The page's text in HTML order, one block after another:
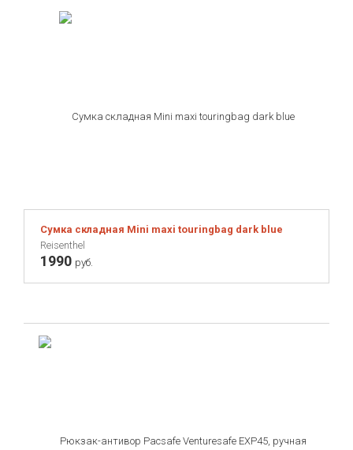
Сумка складная Mini maxi touringbag dark blue
Reisenthel
1990 руб.